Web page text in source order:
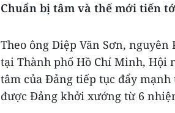
Chuẩn bị tâm và thế mới tiến
Theo ông Diệp Văn Sơn,
tại Thành phố Hồ Chí Minh, Hội
tâm của Đảng tiếp tục đẩy
được Đảng khởi xướng từ 6